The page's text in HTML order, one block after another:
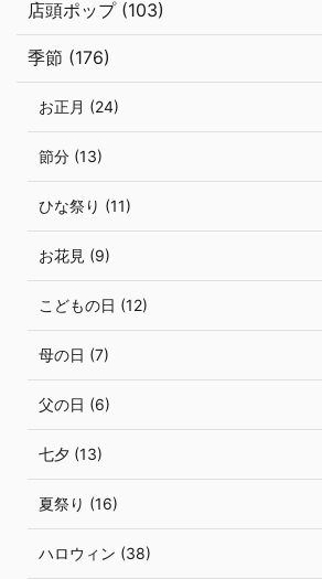
店頭ポップ (103)
季節 (176)
お正月 (24)
節分 (13)
ひな祭り (11)
お花見 (9)
こどもの日 (12)
母の日 (7)
父の日 (6)
七夕 (13)
夏祭り (16)
ハロウィン (38)